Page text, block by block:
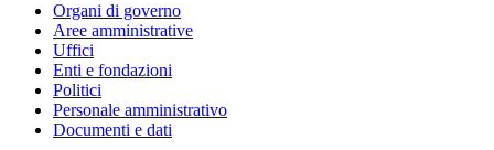
Organi di governo
Aree amministrative
Uffici
Enti e fondazioni
Politici
Personale amministrativo
Documenti e dati